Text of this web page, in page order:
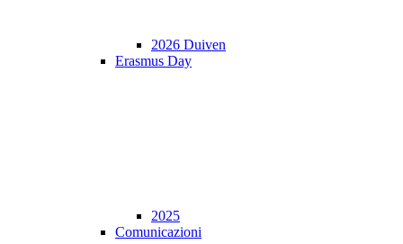
2026 Duiven
Erasmus Day
2025
Comunicazioni